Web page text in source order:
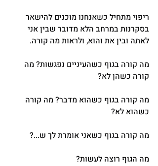
ריפוי מתחיל כשאנחנו מוכנים להישאר
בסקרנות במרחב הלא מדובר שבין אני
לאתה ובין את והוא, ולראות מה קורה.
מה קורה בגוף כשהעיניים נפגשות? מה
קורה כשהן לא?
מה קורה בגוף כשהוא מדבר? מה קורה
כשהוא לא?
מה קורה בגוף כשאני אומרת לך ש...?
מה הגוף רוצה לעשות?